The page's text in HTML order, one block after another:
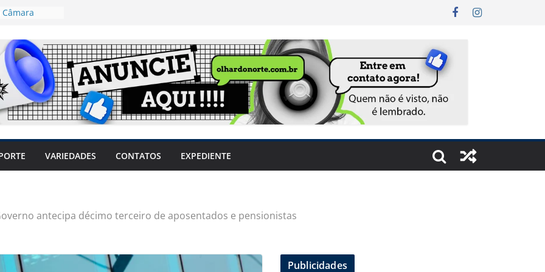
Câmara
acesso ao
sintomas,
AVC e
riscos
dos
e
VARIEDADES CONTATOS EXPEDIENTE
antecipa décimo terceiro de aposentados e pensionistas
Publicidades